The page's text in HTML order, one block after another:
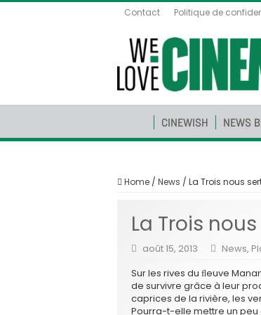
Contact Politique de
CINEWISH NEWS
Home / News / La Trois nous
La Trois
août 15, 2013 News,
Sur les rives du ﬂeuve
de survivre grâce à leur
caprices de la rivière, les
Pourra-t-elle mettre un peu